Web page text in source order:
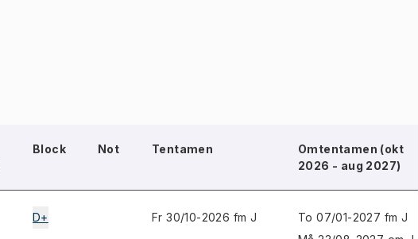
Block Not Tentamen
Omtentamen (okt
2026 - aug 2027)
D+ Fr 30/10-2026 fm J
To 07/01-2027 fm J